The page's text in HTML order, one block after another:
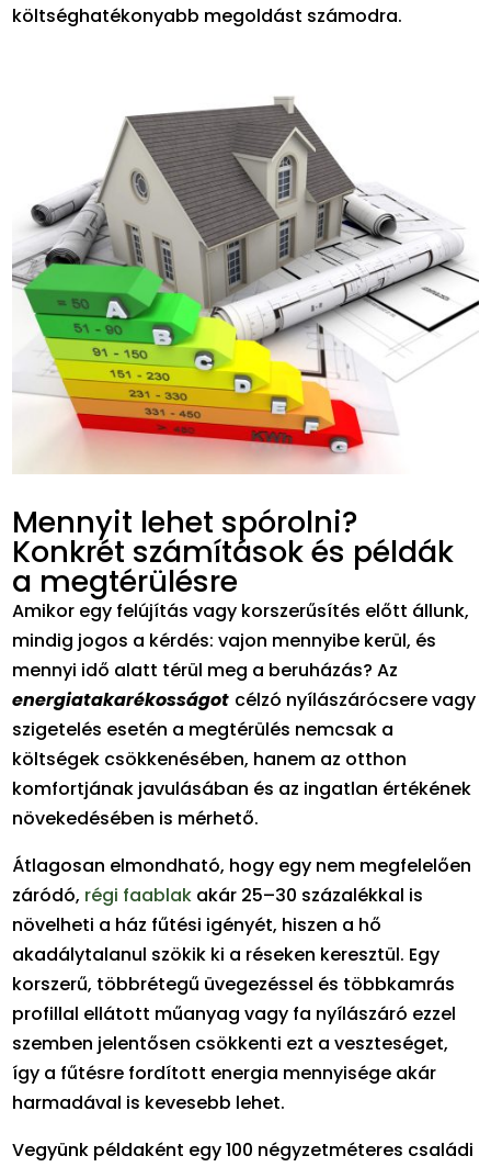
költséghatékonyabb megoldást számodra.
Mennyit lehet spórolni?
Konkrét számítások és példák
a megtérülésre
Amikor egy felújítás vagy korszerűsítés előtt állunk,
mindig jogos a kérdés: vajon mennyibe kerül, és
mennyi idő alatt térül meg a beruházás? Az
energiatakarékosságot célzó nyílászárócsere vagy
szigetelés esetén a megtérülés nemcsak a
költségek csökkenésében, hanem az otthon
komfortjának javulásában és az ingatlan értékének
növekedésében is mérhető.
Átlagosan elmondható, hogy egy nem megfelelően
záródó, régi faablak akár 25–30 százalékkal is
növelheti a ház fűtési igényét, hiszen a hő
akadálytalanul szökik ki a réseken keresztül. Egy
korszerű, többrétegű üvegezéssel és többkamrás
profillal ellátott műanyag vagy fa nyílászáró ezzel
szemben jelentősen csökkenti ezt a veszteséget,
így a fűtésre fordított energia mennyisége akár
harmadával is kevesebb lehet.
Vegyünk példaként egy 100 négyzetméteres családi